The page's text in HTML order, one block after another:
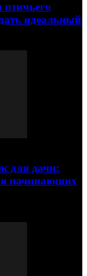
идеальный
для дачи:
начинающих